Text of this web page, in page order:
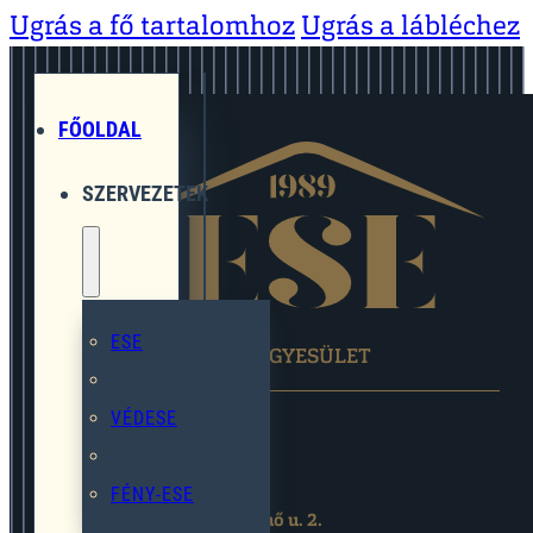
Ugrás a fő tartalomhoz Ugrás a lábléchez
FŐOLDAL
SZERVEZETEK
ESE
VÉDESE
FÉNY-ESE
EGYMÁST SEGÍTŐ EGYESÜLET
2119 Pécel,Pihenő u. 2.